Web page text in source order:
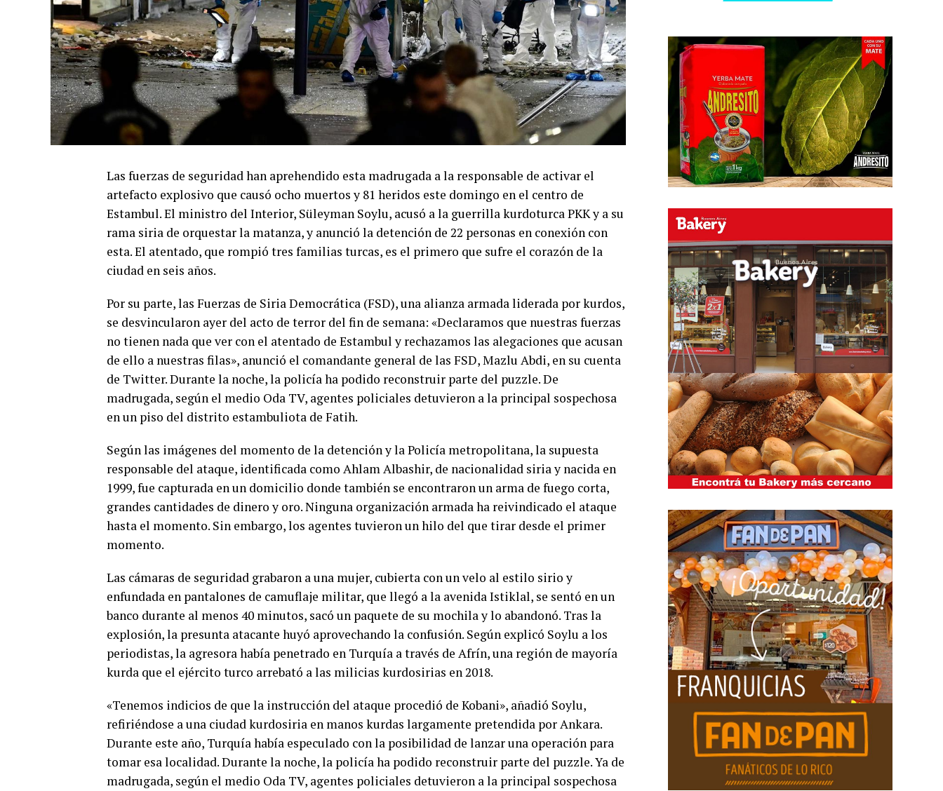
Las fuerzas de seguridad han aprehendido esta madrugada a la responsable de activar el
artefacto explosivo que causó ocho muertos y 81 heridos este domingo en el centro de
Estambul. El ministro del Interior, Süleyman Soylu, acusó a la guerrilla kurdoturca PKK y a su
rama siria de orquestar la matanza, y anunció la detención de 22 personas en conexión con
esta. El atentado, que rompió tres familias turcas, es el primero que sufre el corazón de la
ciudad en seis años.
Por su parte, las Fuerzas de Siria Democrática (FSD), una alianza armada liderada por kurdos,
se desvincularon ayer del acto de terror del fin de semana: «Declaramos que nuestras fuerzas
no tienen nada que ver con el atentado de Estambul y rechazamos las alegaciones que acusan
de ello a nuestras filas», anunció el comandante general de las FSD, Mazlu Abdi, en su cuenta
de Twitter. Durante la noche, la policía ha podido reconstruir parte del puzzle. De
madrugada, según el medio Oda TV, agentes policiales detuvieron a la principal sospechosa
en un piso del distrito estambuliota de Fatih.
Según las imágenes del momento de la detención y la Policía metropolitana, la supuesta
responsable del ataque, identificada como Ahlam Albashir, de nacionalidad siria y nacida en
1999, fue capturada en un domicilio donde también se encontraron un arma de fuego corta,
grandes cantidades de dinero y oro. Ninguna organización armada ha reivindicado el ataque
hasta el momento. Sin embargo, los agentes tuvieron un hilo del que tirar desde el primer
momento.
Las cámaras de seguridad grabaron a una mujer, cubierta con un velo al estilo sirio y
enfundada en pantalones de camuflaje militar, que llegó a la avenida Istiklal, se sentó en un
banco durante al menos 40 minutos, sacó un paquete de su mochila y lo abandonó. Tras la
explosión, la presunta atacante huyó aprovechando la confusión. Según explicó Soylu a los
periodistas, la agresora había penetrado en Turquía a través de Afrín, una región de mayoría
kurda que el ejército turco arrebató a las milicias kurdosirias en 2018.
«Tenemos indicios de que la instrucción del ataque procedió de Kobani», añadió Soylu,
refiriéndose a una ciudad kurdosiria en manos kurdas largamente pretendida por Ankara.
Durante este año, Turquía había especulado con la posibilidad de lanzar una operación para
tomar esa localidad. Durante la noche, la policía ha podido reconstruir parte del puzzle. Ya de
madrugada, según el medio Oda TV, agentes policiales detuvieron a la principal sospechosa